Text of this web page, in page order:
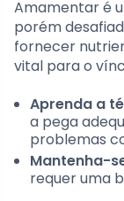
Amamentar é
porém
fornecer
vital para o
Aprenda a
a pega
problemas
Mantenha-
requer uma